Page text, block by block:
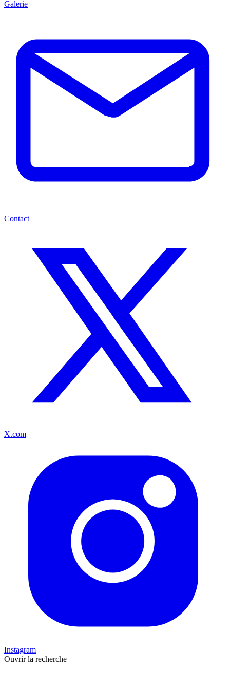
Galerie
Contact
X.com
Instagram
Ouvrir la recherche